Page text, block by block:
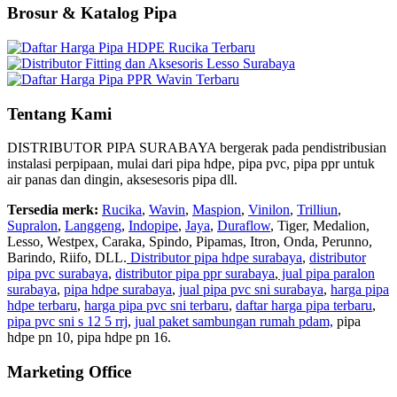
Brosur & Katalog Pipa
Tentang Kami
DISTRIBUTOR PIPA SURABAYA bergerak pada pendistribusian
instalasi perpipaan, mulai dari pipa hdpe, pipa pvc, pipa ppr untuk
air panas dan dingin, aksesesoris pipa dll.
Tersedia merk: Rucika, Wavin, Maspion, Vinilon, Trilliun,
Supralon, Langgeng, Indopipe, Jaya, Duraflow, Tiger, Medalion,
Lesso, Westpex, Caraka, Spindo, Pipamas, Itron, Onda, Perunno,
Barindo, Riifo, DLL. Distributor pipa hdpe surabaya, distributor
pipa pvc surabaya, distributor pipa ppr surabaya, jual pipa paralon
surabaya, pipa hdpe surabaya, jual pipa pvc sni surabaya, harga pipa
hdpe terbaru, harga pipa pvc sni terbaru, daftar harga pipa terbaru,
pipa pvc sni s 12 5 rrj, jual paket sambungan rumah pdam, pipa
hdpe pn 10, pipa hdpe pn 16.
Marketing Office